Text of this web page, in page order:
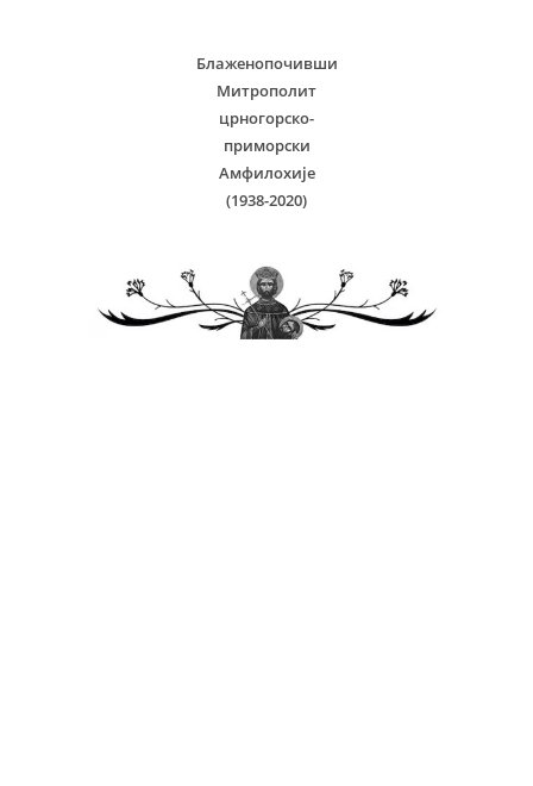
Блаженопочивши
Митрополит
црногорско-
приморски
Амфилохије
(1938-2020)